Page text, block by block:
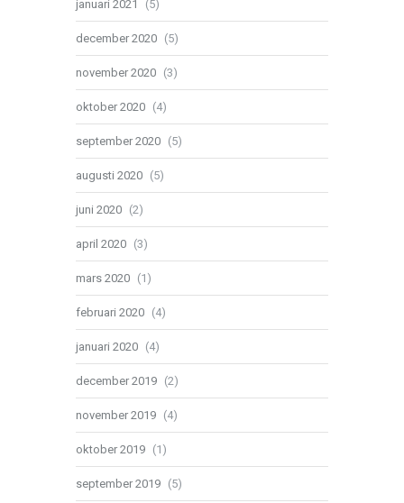
januari 2021 (5)
december 2020 (5)
november 2020 (3)
oktober 2020 (4)
september 2020 (5)
augusti 2020 (5)
juni 2020 (2)
april 2020 (3)
mars 2020 (1)
februari 2020 (4)
januari 2020 (4)
december 2019 (2)
november 2019 (4)
oktober 2019 (1)
september 2019 (5)